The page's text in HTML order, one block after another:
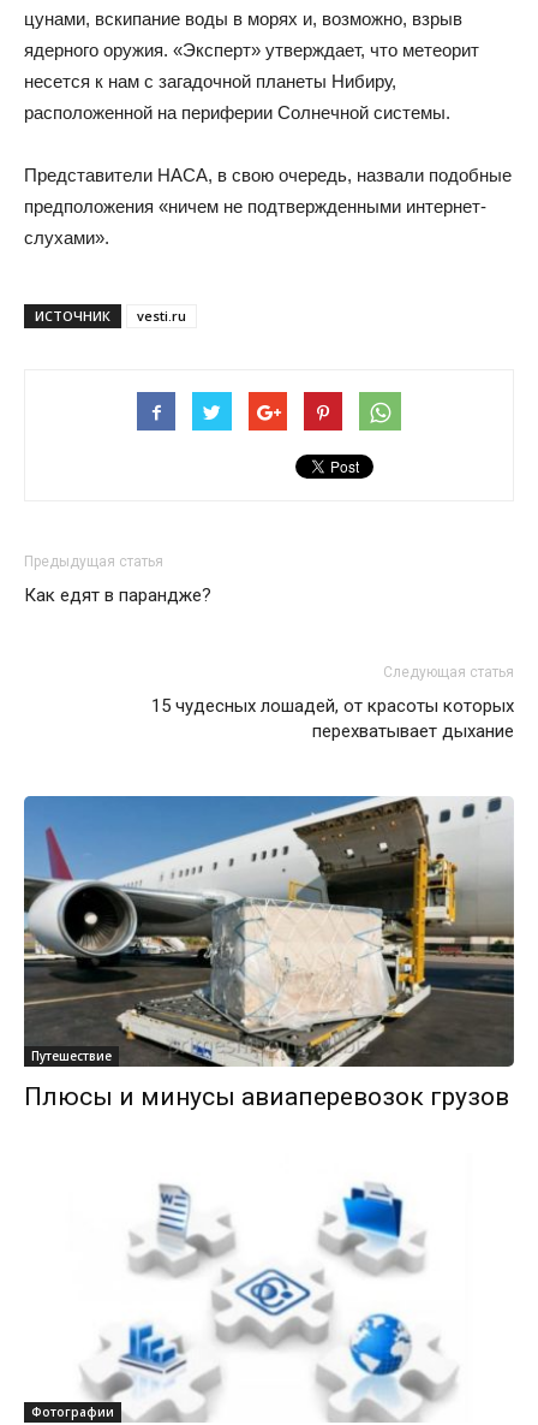
цунами, вскипание воды в морях и, возможно, взрыв
ядерного оружия. «Эксперт» утверждает, что метеорит
несется к нам с загадочной планеты Нибиру,
расположенной на периферии Солнечной системы.
Представители НАСА, в свою очередь, назвали подобные
предположения «ничем не подтвержденными интернет-
слухами».
ИСТОЧНИК vesti.ru
Предыдущая статья
Как едят в парандже?
Следующая статья
15 чудесных лошадей, от красоты которых
перехватывает дыхание
Путешествие
Плюсы и минусы авиаперевозок грузов
Фотографии